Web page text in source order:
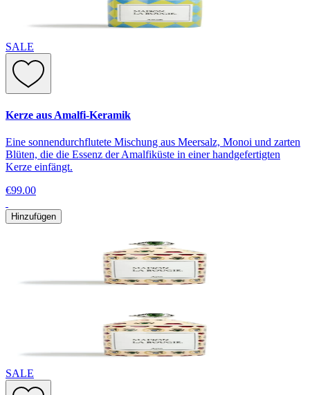
SALE
Kerze aus Amalfi-Keramik
Eine sonnendurchflutete Mischung aus Meersalz, Monoi und zarten
Blüten, die die Essenz der Amalfiküste in einer handgefertigten
Kerze einfängt.
€99.00
Hinzufügen
SALE